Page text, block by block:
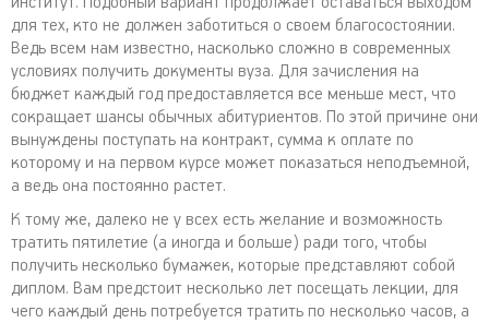
для тех, кто не должен заботиться о своем благосостоянии.
Ведь всем нам известно, насколько сложно в современных
условиях получить документы вуза. Для зачисления на
бюджет каждый год предоставляется все меньше мест, что
сокращает шансы обычных абитуриентов. По этой причине они
вынуждены поступать на контракт, сумма к оплате по
которому и на первом курсе может показаться неподъемной,
а ведь она постоянно растет.
К тому же, далеко не у всех есть желание и возможность
тратить пятилетие (а иногда и больше) ради того, чтобы
получить несколько бумажек, которые представляют собой
диплом. Вам предстоит несколько лет посещать лекции, для
чего каждый день потребуется тратить по несколько часов, а